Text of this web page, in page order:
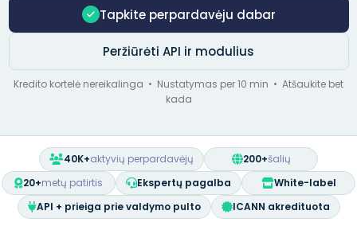
Tapkite perpardavėju dabar
Peržiūrėti API ir modulius
Kredito kortelė nereikalinga • Nustatymas per 10 min • Atšaukite bet
kada
40K+aktyvių perpardavėjų 200+šalių
20+metų patirtis Ekspertų pagalba
White-label
API + prieiga prie valdymo pulto
ICANN akredituota